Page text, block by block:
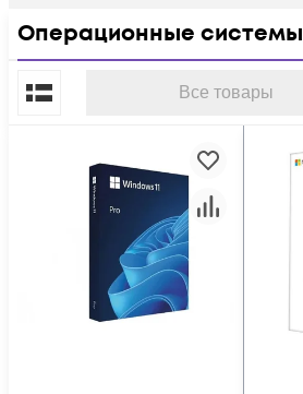
Операционные системы
Все товары
По популярности